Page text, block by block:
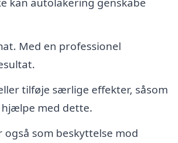
Med en professionel
tilføje særlige effekter, såsom
med dette.
som beskyttelse mod